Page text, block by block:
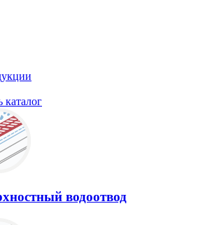
каталог
водоотвод